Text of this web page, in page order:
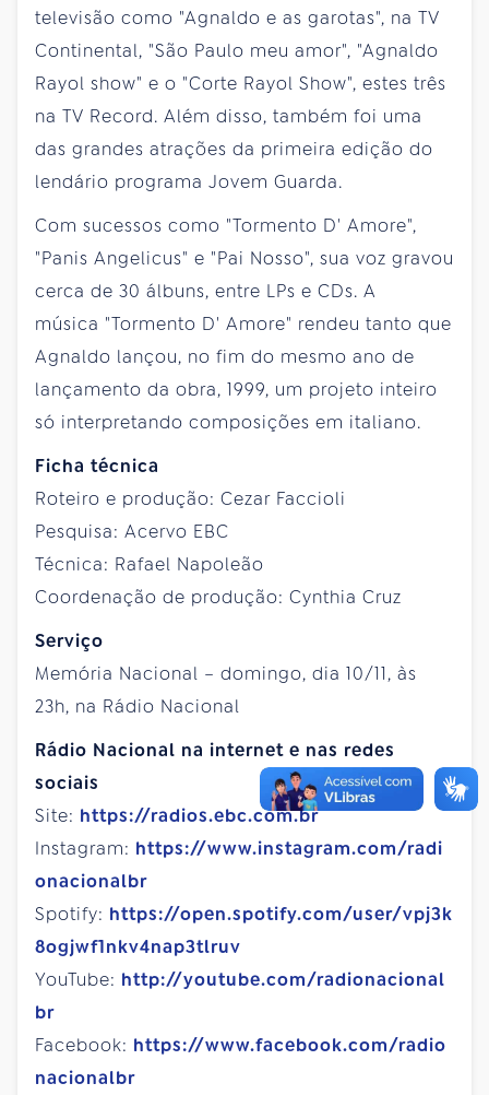
televisão como "Agnaldo e as garotas", na TV
Continental, "São Paulo meu amor", "Agnaldo
Rayol show" e o "Corte Rayol Show", estes três
na TV Record. Além disso, também foi uma
das grandes atrações da primeira edição do
lendário programa Jovem Guarda.
Com sucessos como "Tormento D' Amore",
"Panis Angelicus" e "Pai Nosso", sua voz gravou
cerca de 30 álbuns, entre LPs e CDs. A
música "Tormento D' Amore" rendeu tanto que
Agnaldo lançou, no fim do mesmo ano de
lançamento da obra, 1999, um projeto inteiro
só interpretando composições em italiano.
Ficha técnica
Roteiro e produção: Cezar Faccioli
Pesquisa: Acervo EBC
Técnica: Rafael Napoleão
Coordenação de produção: Cynthia Cruz
Serviço
Memória Nacional – domingo, dia 10/11, às
23h, na Rádio Nacional
Rádio Nacional na internet e nas redes
sociais
Site: https://radios.ebc.com.br
Instagram: https://www.instagram.com/radi
onacionalbr
Spotify: https://open.spotify.com/user/vpj3k
8ogjwf1nkv4nap3tlruv
YouTube: http://youtube.com/radionacional
br
Facebook: https://www.facebook.com/radio
nacionalbr